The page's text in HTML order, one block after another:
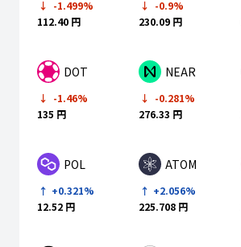
-1.499%
112.40 円
-0.9%
230.09 円
DOT
-1.46%
135 円
NEAR
-0.281%
276.33 円
POL
+0.321%
12.52 円
ATOM
+2.056%
225.708 円